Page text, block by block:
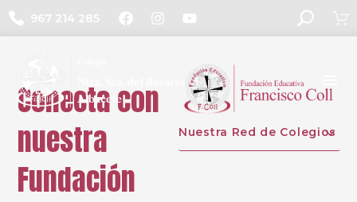
967 214 285
Conecta con
nuestra
Fundación
Nuestra Red de Colegios